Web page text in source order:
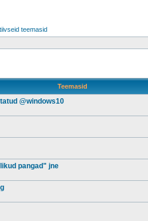
teemasid
Teemasid
@windows10
pangad" jne